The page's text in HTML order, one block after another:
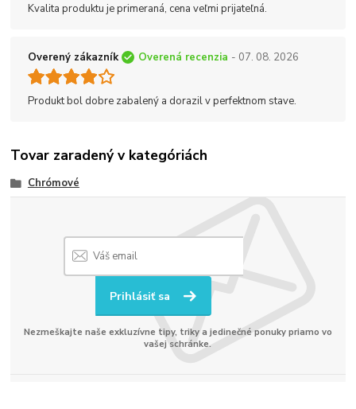
Kvalita produktu je primeraná, cena veľmi prijateľná.
Overený zákazník Overená recenzia - 07. 08. 2026
Produkt bol dobre zabalený a dorazil v perfektnom stave.
Tovar zaradený v kategóriách
Chrómové
Prihlásiť sa
Nezmeškajte naše exkluzívne tipy, triky a jedinečné ponuky priamo vo
vašej schránke.